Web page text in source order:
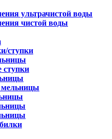
ультрачистой воды
чистой воды
ступки
ступки